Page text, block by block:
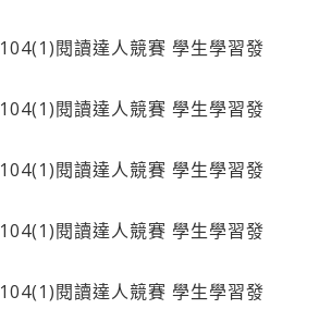
104(1)閱讀達人競賽 學生學習發
104(1)閱讀達人競賽 學生學習發
104(1)閱讀達人競賽 學生學習發
104(1)閱讀達人競賽 學生學習發
104(1)閱讀達人競賽 學生學習發